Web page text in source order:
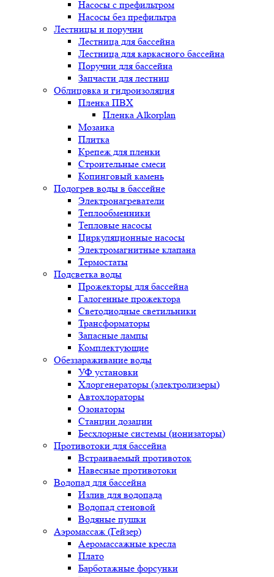
Насосы с префильтром
Насосы без префильтра
Лестницы и поручни
Лестница для бассейна
Лестница для каркасного бассейна
Поручни для бассейна
Запчасти для лестниц
Облицовка и гидроизоляция
Пленка ПВХ
Пленка Alkorplan
Мозаика
Плитка
Крепеж для пленки
Строительные смеси
Копинговый камень
Подогрев воды в бассейне
Электронагреватели
Теплообменники
Тепловые насосы
Циркуляционные насосы
Электромагнитные клапана
Термостаты
Подсветка воды
Прожекторы для бассейна
Галогенные прожектора
Светодиодные светильники
Трансформаторы
Запасные лампы
Комплектующие
Обеззараживание воды
УФ установки
Хлоргенераторы (электролизеры)
Автохлораторы
Озонаторы
Станции дозации
Бесхлорные системы (ионизаторы)
Противотоки для бассейна
Встраиваемый противоток
Навесные противотоки
Водопад для бассейна
Излив для водопада
Водопад стеновой
Водяные пушки
Аэромассаж (Гейзер)
Аеромассажные кресла
Плато
Барботажные форсунки